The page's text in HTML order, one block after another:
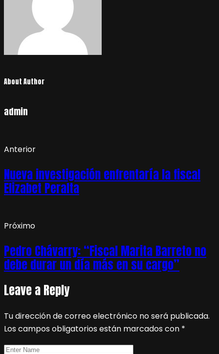
About Author
admin
Anterior
Nueva investigación enfrentaría la fiscal
Elizabet Peralta
Próximo
Pedro Chávarry: “Fiscal Marita Barreto no
debe durar un día más en su cargo”
Leave a Reply
Tu dirección de correo electrónico no será publicada.
Los campos obligatorios están marcados con *